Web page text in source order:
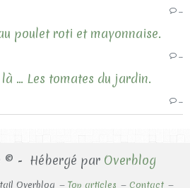
poulet roti et mayonnaise.
... Les tomates du jardin.
© - Hébergé par Overblog
Overblog Top articles Contact